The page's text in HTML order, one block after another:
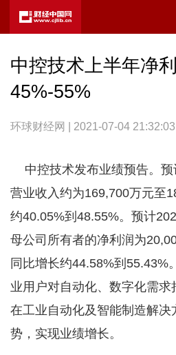
中控技术上半年净
45%-55%
环球财经网 | 2021-07-04 21:32:03
中控技术发布业绩预告。
营业收入约为169,700万元至
约40.05%到48.55%。预计
母公司所有者的净利润为
同比增长约44.58%到55.43%
业用户对自动化、数字化需
在工业自动化及智能制造解决
势，实现业绩增长。